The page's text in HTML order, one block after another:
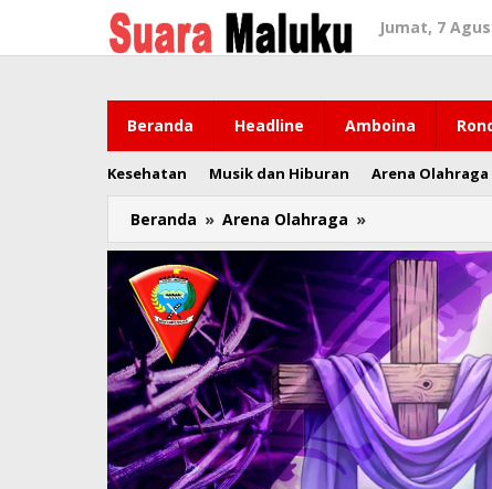
konten
Jumat, 7
Beranda Headline Amboina
Kesehatan Musik dan Hiburan Arena Olahraga
Beranda » Arena Olahraga »
Tahun
Pimpin
Cabor
Dayung
Maluku
ke
PON,
Anos
Yeremias
Undur
Diri